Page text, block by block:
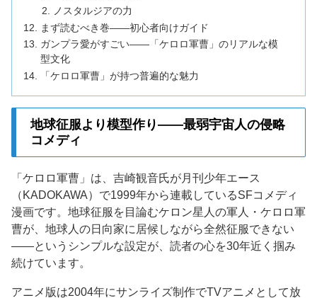
ノスタルジアの力
まず読むべき巻——初心者向けガイド
ガンプラ愛がすごい——「ケロロ軍曹」のリアルな模
型文化
「ケロロ軍曹」が持つ普遍的な魅力
地球征服より模型作り——最弱宇宙人の侵略
コメディ
「ケロロ軍曹」は、吉崎観音氏が月刊少年エース
（KADOKAWA）で1999年から連載しているSFコメディ
漫画です。地球征服を目論むケロン星人の軍人・ケロロ軍
曹が、地球人の日向家に居候しながら全然征服できない
——というシンプルな設定が、読者の心を30年近く掴み
続けています。
アニメ版は2004年にサンライズ制作でTVアニメとして放